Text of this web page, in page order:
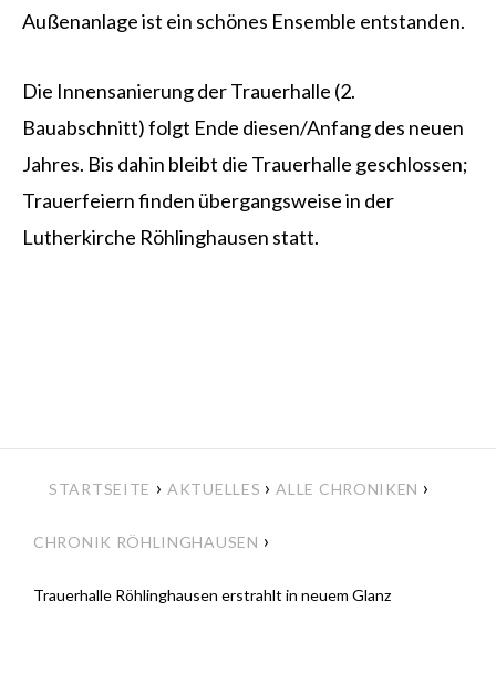
Außenanlage ist ein schönes Ensemble entstanden.
Die Innensanierung der Trauerhalle (2.
Bauabschnitt) folgt Ende diesen/Anfang des neuen
Jahres. Bis dahin bleibt die Trauerhalle geschlossen;
Trauerfeiern finden übergangsweise in der
Lutherkirche Röhlinghausen statt.
STARTSEITE › AKTUELLES › ALLE CHRONIKEN ›
CHRONIK RÖHLINGHAUSEN ›
Trauerhalle Röhlinghausen erstrahlt in neuem Glanz